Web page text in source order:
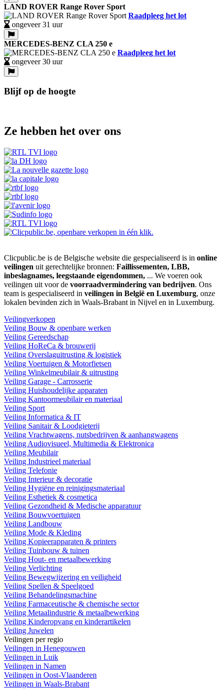
LAND ROVER Range Rover Sport
Raadpleeg het lot
ongeveer 31 uur
MERCEDES-BENZ CLA 250 e
Raadpleeg het lot
ongeveer 30 uur
Blijf op de hoogte
Ze hebben het over ons
Clicpublic.be is de Belgische website die gespecialiseerd is in online
veilingen uit gerechtelijke bronnen: Faillissementen, LBB,
inbeslagnames, leegstaande eigendommen, ... We voeren ook
veilingen uit voor de voorraadvermindering van bedrijven. Ons
team is gespecialiseerd in veilingen in België en Luxemburg, onze
lokalen bevinden zich in Waals-Brabant in Nijvel en in Luxemburg.
Veilingverkopen
Veiling Bouw & openbare werken
Veiling Gereedschap
Veiling HoReCa & brouwerij
Veiling Overslaguitrusting & logistiek
Veiling Voertuigen & Motorfietsen
Veiling Winkelmeubilair & uitrusting
Veiling Garage - Carrosserie
Veiling Huishoudelijke apparaten
Veiling Kantoormeubilair en materiaal
Veiling Sport
Veiling Informatica & IT
Veiling Sanitair & Loodgieterij
Veiling Vrachtwagens, nutsbedrijven & aanhangwagens
Veiling Audiovisueel, Multimedia & Elektronica
Veiling Meubilair
Veiling Industrieel materiaal
Veiling Telefonie
Veiling Interieur & decoratie
Veiling Hygiëne en reinigingsmateriaal
Veiling Esthetiek & cosmetica
Veiling Gezondheid & Medische apparatuur
Veiling Bouwvoertuigen
Veiling Landbouw
Veiling Mode & Kleding
Veiling Kopieerapparaten & printers
Veiling Tuinbouw & tuinen
Veiling Hout- en metaalbewerking
Veiling Verlichting
Veiling Bewegwijzering en veiligheid
Veiling Spellen & Speelgoed
Veiling Behandelingsmachine
Veiling Farmaceutische & chemische sector
Veiling Metaalindustrie & metaalbewerking
Veiling Kinderopvang en kinderartikelen
Veiling Juwelen
Veilingen per regio
Veilingen in Henegouwen
Veilingen in Luik
Veilingen in Namen
Veilingen in Oost-Vlaanderen
Veilingen in Waals-Brabant